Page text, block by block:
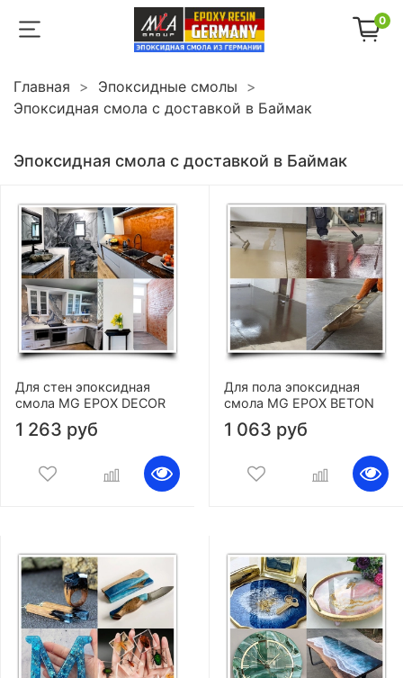
0
Главная
Эпоксидные смолы
Эпоксидная смола с доставкой в Баймак
Эпоксидная смола с доставкой в Баймак
Для стен эпоксидная
смола MG EPOX DECOR
1 263 руб
Для пола эпоксидная
смола MG EPOX BETON
1 063 руб